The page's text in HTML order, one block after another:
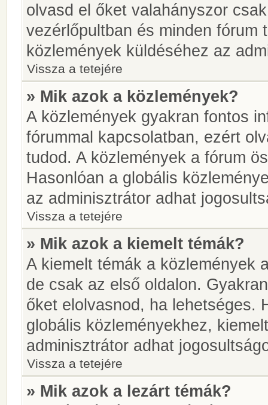
olvasd el őket valahányszor
vezérlőpultban és minden fórum
közlemények küldéséhez az
Vissza a tetejére
» Mik azok a közlemények?
A közlemények gyakran fontos
fórummal kapcsolatban, ezért
tudod. A közlemények a fórum
Hasonlóan a globális
az adminisztrátor adhat
Vissza a tetejére
» Mik azok a kiemelt témák?
A kiemelt témák a közlemények
de csak az első oldalon.
őket elolvasnod, ha lehetséges.
globális közleményekhez,
adminisztrátor adhat
Vissza a tetejére
» Mik azok a lezárt témák?